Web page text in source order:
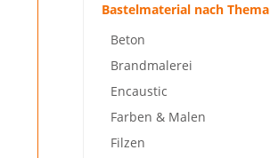
Bastelmaterial nach Thema
Beton
Brandmalerei
Encaustic
Farben & Malen
Filzen